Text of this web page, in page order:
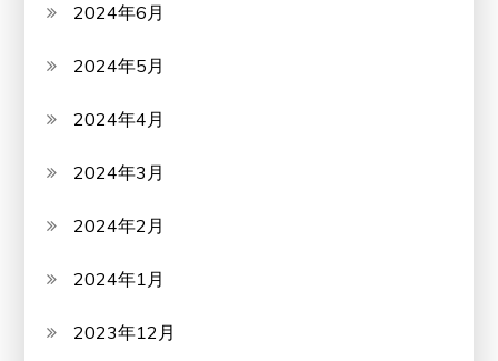
2024年6月
2024年5月
2024年4月
2024年3月
2024年2月
2024年1月
2023年12月